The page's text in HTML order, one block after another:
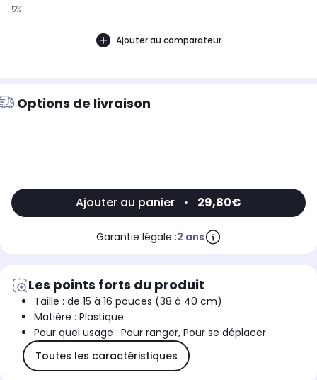
5%
Ajouter au comparateur
Options de livraison
Ajouter au panier • 29,80€
Garantie légale :2 ans
Les points forts du produit
Taille : de 15 à 16 pouces (38 à 40 cm)
Matière : Plastique
Pour quel usage : Pour ranger, Pour se déplacer
Toutes les caractéristiques